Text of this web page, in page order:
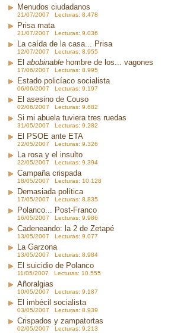
Menudos ciudadanos
21/07/2007 Lecturas: 8.478
Prisa mata
21/07/2007 Lecturas: 9.036
La caída de la casa... Prisa
12/07/2007 Lecturas: 8.955
El abobinable hombre de los... vagones
17/06/2007 Lecturas: 8.995
Estado policíaco socialista
06/06/2007 Lecturas: 9.197
El asesino de Couso
02/06/2007 Lecturas: 9.682
Si mi abuela tuviera tres ruedas
31/05/2007 Lecturas: 9.282
El PSOE ante ETA
22/05/2007 Lecturas: 9.326
La rosa y el insulto
22/05/2007 Lecturas: 9.394
Campaña crispada
18/05/2007 Lecturas: 10.128
Demasiada política
17/05/2007 Lecturas: 8.835
Polanco... Post-Franco
16/05/2007 Lecturas: 9.986
Cadeneando: la 2 de Zetapé
13/05/2007 Lecturas: 9.077
La Garzona
13/05/2007 Lecturas: 8.984
El suicidio de Polanco
11/05/2007 Lecturas: 10.555
Añoralgias
10/05/2007 Lecturas: 9.187
El imbécil socialista
03/05/2007 Lecturas: 8.939
Crispados y zampatortas
02/05/2007 Lecturas: 9.213